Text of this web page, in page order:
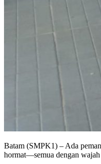
Batam (SMPK1) – Ada
hormat—semua dengan wajah